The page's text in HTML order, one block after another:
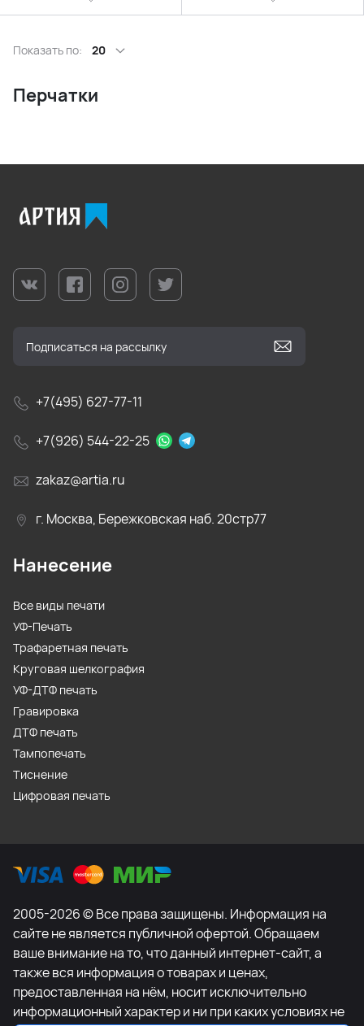
Показать по: 20
Перчатки
+7(495) 627-77-11
+7(926) 544-22-25
zakaz@artia.ru
г. Москва, Бережковская наб. 20стр77
Нанесение
Все виды печати
УФ-Печать
Трафаретная печать
Круговая шелкография
УФ-ДТФ печать
Гравировка
ДТФ печать
Тампопечать
Тиснение
Цифровая печать
2005-2026 © Все права защищены. Информация на
сайте не является публичной офертой. Обращаем
ваше внимание на то, что данный интернет-сайт, а
также вся информация о товарах и ценах,
предоставленная на нём, носит исключительно
информационный характер и ни при каких условиях не